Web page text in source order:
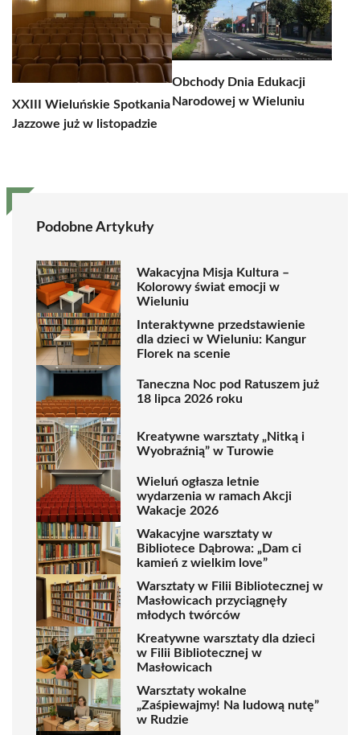
XXIII Wieluńskie Spotkania
Jazzowe już w listopadzie
Obchody Dnia Edukacji
Narodowej w Wieluniu
Podobne Artykuły
Wakacyjna Misja Kultura –
Kolorowy świat emocji w
Wieluniu
Interaktywne przedstawienie
dla dzieci w Wieluniu: Kangur
Florek na scenie
Taneczna Noc pod Ratuszem już
18 lipca 2026 roku
Kreatywne warsztaty „Nitką i
Wyobraźnią” w Turowie
Wieluń ogłasza letnie
wydarzenia w ramach Akcji
Wakacje 2026
Wakacyjne warsztaty w
Bibliotece Dąbrowa: „Dam ci
kamień z wielkim love”
Warsztaty w Filii Bibliotecznej w
Masłowicach przyciągnęły
młodych twórców
Kreatywne warsztaty dla dzieci
w Filii Bibliotecznej w
Masłowicach
Warsztaty wokalne
„Zaśpiewajmy! Na ludową nutę”
w Rudzie